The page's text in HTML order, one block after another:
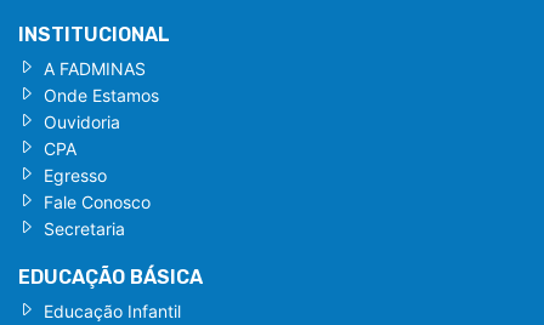
INSTITUCIONAL
A FADMINAS
Onde Estamos
Ouvidoria
CPA
Egresso
Fale Conosco
Secretaria
EDUCAÇÃO BÁSICA
Educação Infantil